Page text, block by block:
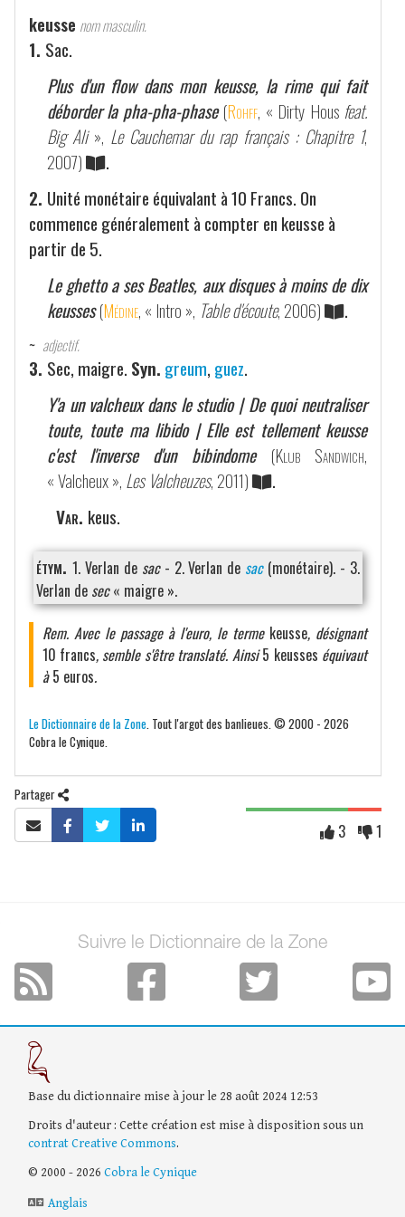
keusse nom masculin.
1. Sac.
Plus d'un flow dans mon keusse, la rime qui fait
déborder la pha-pha-phase (Rohff, « Dirty Hous feat.
Big Ali», Le Cauchemar du rap français : Chapitre 1,
2007)
.
2. Unité monétaire équivalant à 10 Francs. On
commence généralement à compter en keusse à
partir de 5.
Le ghetto a ses Beatles, aux disques à moins de dix
keusses (Médine, « Intro », Table d'écoute, 2006) .
~ adjectif.
3. Sec, maigre. Syn. greum, guez.
Y'a un valcheux dans le studio | De quoi neutraliser
toute, toute ma libido | Elle est tellement keusse
c'est l'inverse d'un bibindome
(Klub Sandwich,
« Valcheux », Les Valcheuzes, 2011)
.
Var. keus.
étym. 1. Verlan de sac- 2. Verlan de sac(monétaire). - 3.
Verlan de sec« maigre ».
Rem. Avec le passage à l'euro, le terme keusse, désignant
10 francs, semble s'être translaté. Ainsi5 keusses équivaut
à5 euros.
Le Dictionnaire de la Zone . Tout l'argot des banlieues. © 2000 - 2026
Cobra le Cynique.
Partager
3 1
Suivre le Dictionnaire de la Zone
Base du dictionnaire mise à jour le 28 août 2024 12:53
Droits d'auteur : Cette création est mise à disposition sous un
contrat Creative Commons.
© 2000 - 2026 Cobra le Cynique
Anglais